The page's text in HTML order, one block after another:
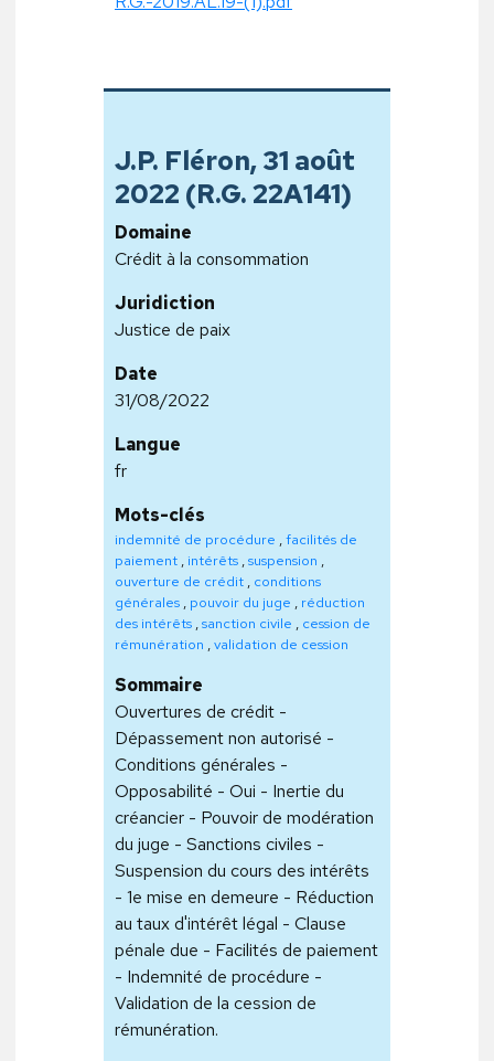
J.P. Fléron, 31 août
2022 (R.G. 22A141)
Domaine
Crédit à la consommation
Juridiction
Justice de paix
Date
31/08/2022
Langue
fr
Mots-clés
indemnité de procédure ,facilités de
paiement , intérêts ,suspension ,
ouverture de crédit , conditions
générales , pouvoir du juge , réduction
des intérêts ,sanction civile , cession de
rémunération ,validation de cession
Sommaire
Ouvertures de crédit -
Dépassement non autorisé -
Conditions générales -
Opposabilité - Oui - Inertie du
créancier - Pouvoir de modération
du juge - Sanctions civiles -
Suspension du cours des intérêts
- 1e mise en demeure - Réduction
au taux d'intérêt légal - Clause
pénale due - Facilités de paiement
- Indemnité de procédure -
Validation de la cession de
rémunération.